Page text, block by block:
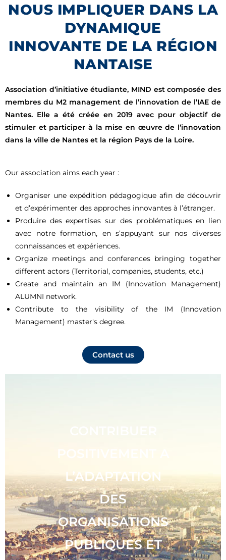
NOUS IMPLIQUER DANS LA
DYNAMIQUE
INNOVANTE DE LA RÉGION
NANTAISE
Association d’initiative étudiante, MIND est composée des
membres du M2 management de l’innovation de l’IAE de
Nantes. Elle a été créée en 2019 avec pour objectif de
stimuler et participer à la mise en œuvre de l’innovation
dans la ville de Nantes et la région Pays de la Loire.
Our association aims each year :
Organiser une expédition pédagogique afin de découvrir
et d’expérimenter des approches innovantes à l’étranger.
Produire des expertises sur des problématiques en lien
avec notre formation, en s’appuyant sur nos diverses
connaissances et expériences.
Organize meetings and conferences bringing together
different actors (Territorial, companies, students, etc.)
Create and maintain an IM (Innovation Management)
ALUMNI network.
Contribute to the visibility of the IM (Innovation
Management) master's degree.
Contact us
POSITIVEMENT A
L’ADAPTATION
DES
ORGANISATIONS
PUBLIQUES ET